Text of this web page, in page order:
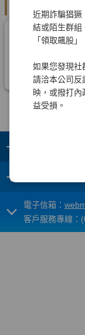
近期詐騙猖獗
結或陌生群組
「領取飆股
如果您發現社
請洽本公司反
映，或撥打
益受損。
+
+
電子信箱：
客戶服務專線：